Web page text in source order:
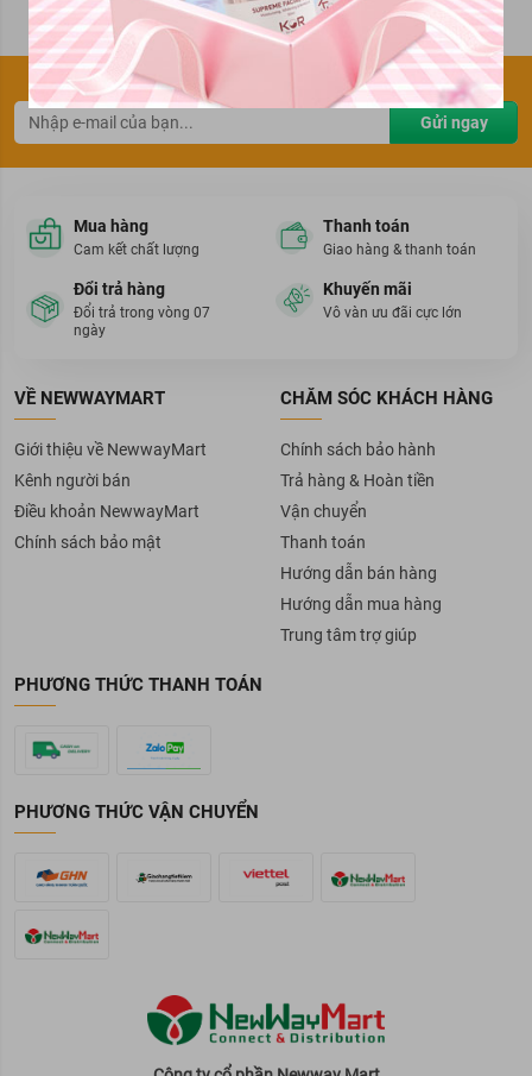
03 Fireworks –
là sự pha trộn tuyệt vời giữa sắc vàng và hồng
lấp lánh tựa như pháo hoa lộng lẫy trên bầu trời đêm.
Đăng ký thông tin để nhận ưu đãi sớm nhất
Gửi ngay
Mua hàng
Cam kết chất lượng
Thanh toán
Giao hàng & thanh toán
Đổi trả hàng
Đổi trả trong vòng 07
ngày
Khuyến mãi
Vô vàn ưu đãi cực lớn
VỀ NEWWAYMART
Giới thiệu về NewwayMart
Kênh người bán
Điều khoản NewwayMart
Chính sách bảo mật
CHĂM SÓC KHÁCH HÀNG
Chính sách bảo hành
Trả hàng & Hoàn tiền
Vận chuyển
Thanh toán
Hướng dẫn bán hàng
Hướng dẫn mua hàng
Trung tâm trợ giúp
PHƯƠNG THỨC THANH TOÁN
PHƯƠNG THỨC VẬN CHUYỂN